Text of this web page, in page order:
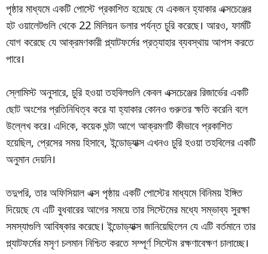
পৃষ্ঠার মাধ্যমে একটি পোস্টে প্রকাশিত হয়েছে যে একজন হ্যাকার এক্সচেঞ্জের
হট ওয়ালেটগুলি থেকে 22 মিলিয়ন ডলার পর্যন্ত চুরি করেছে। আরও, ফার্মটি
যোগ করেছে যে আক্রমণকারী প্ল্যাটফর্মের প্রত্যাহার ব্যবস্থায় আপস করতে
পারে।
স্লোমিস্ট অনুসারে, চুরি হওয়া তহবিলগুলি কেবল এক্সচেঞ্জের রিজার্ভের একটি
ছোট অংশের প্রতিনিধিত্ব করে যা হ্যাকার কোনও গুরুতর ক্ষতি করেনি বলে
উল্লেখ করে। এদিকে, কয়েক ঘন্টা আগে আক্রমণটি কীভাবে প্রকাশিত
হয়েছিল, প্রেসের সময় হিসাবে, ইন্ডোড্যাক্স এখনও চুরি হওয়া তহবিলের একটি
অনুমান দেয়নি।
তদুপরি, তার অফিসিয়াল এক্স পৃষ্ঠায় একটি পোস্টের মাধ্যমে বিনিময় ইঙ্গিত
দিয়েছে যে এটি বুধবারের আগের সময়ে তার সিস্টেমের মধ্যে সম্ভাব্য সুরক্ষা
সমস্যাগুলি আবিষ্কার করেছে। ইন্ডোড্যাক্স জানিয়েছিলেন যে এটি বর্তমানে তার
প্ল্যাটফর্মের মসৃণ চলমান নিশ্চিত করতে সম্পূর্ণ সিস্টেম রক্ষণাবেক্ষণ চালাচ্ছে।